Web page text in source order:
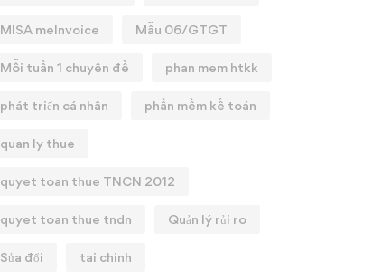
MISA meInvoice Mẫu 06/GTGT
Mỗi tuần 1 chuyên đề phan mem htkk
phát triển cá nhân phần mềm kế toán
quan ly thue
quyet toan thue TNCN 2012
quyet toan thue tndn Quản lý rủi ro
Sửa đổi tai chinh